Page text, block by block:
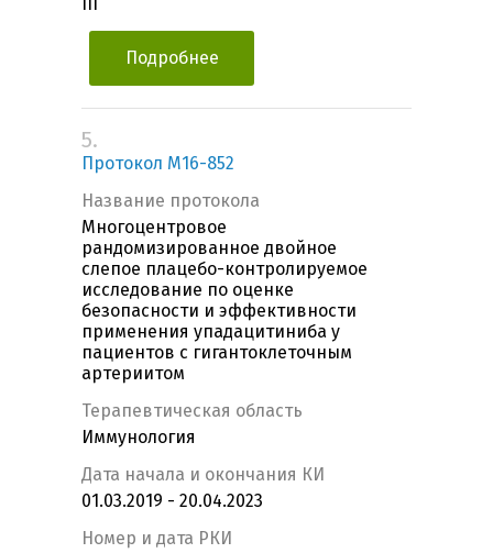
Подробнее
5.
Протокол M16-852
Название протокола
Многоцентровое
рандомизированное двойное
слепое плацебо-контролируемое
исследование по оценке
безопасности и эффективности
применения упадацитиниба у
пациентов с гигантоклеточным
артериитом
Терапевтическая область
Иммунология
Дата начала и окончания КИ
01.03.2019 - 20.04.2023
Номер и дата РКИ